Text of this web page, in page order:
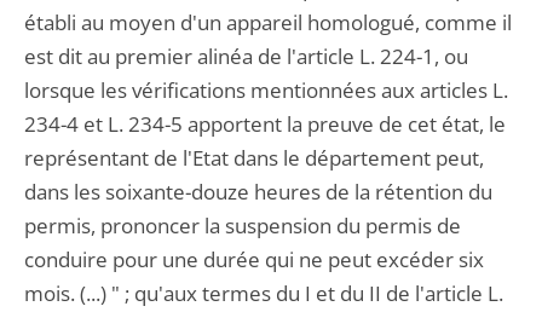
établi au moyen d'un appareil homologué, comme il
est dit au premier alinéa de l'article L. 224-1, ou
lorsque les vérifications mentionnées aux articles L.
234-4 et L. 234-5 apportent la preuve de cet état, le
représentant de l'Etat dans le département peut,
dans les soixante-douze heures de la rétention du
permis, prononcer la suspension du permis de
conduire pour une durée qui ne peut excéder six
mois. (...) " ; qu'aux termes du I et du II de l'article L.